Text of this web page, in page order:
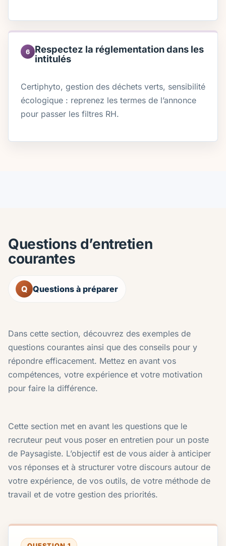
6
Respectez la réglementation dans les
intitulés
Certiphyto, gestion des déchets verts, sensibilité
écologique : reprenez les termes de l’annonce
pour passer les filtres RH.
Questions d’entretien
courantes
Q Questions à préparer
Dans cette section, découvrez des exemples de
questions courantes ainsi que des conseils pour y
répondre efficacement. Mettez en avant vos
compétences, votre expérience et votre motivation
pour faire la différence.
Cette section met en avant les questions que le
recruteur peut vous poser en entretien pour un poste
de Paysagiste. L’objectif est de vous aider à anticiper
vos réponses et à structurer votre discours autour de
votre expérience, de vos outils, de votre méthode de
travail et de votre gestion des priorités.